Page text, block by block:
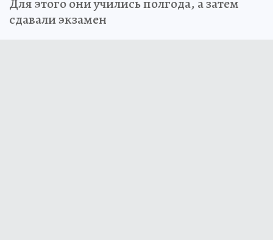
Для этого они учились полгода, а затем
сдавали экзамен